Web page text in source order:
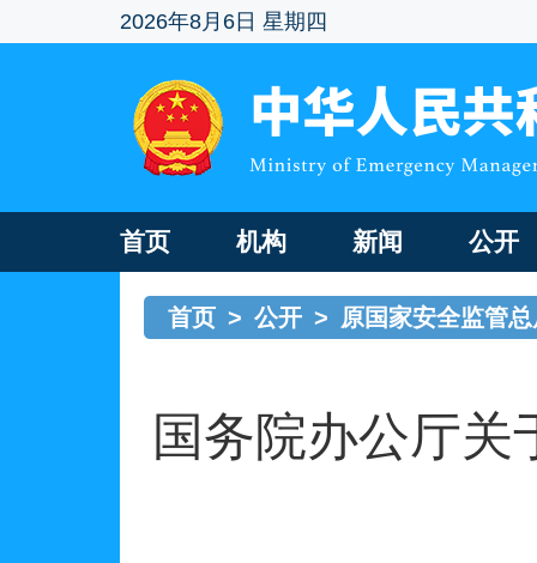
2026年8月6日 星期四
首页 机构 新闻 公开
首页 > 公开 > 原国家安全监管
国务院办公厅